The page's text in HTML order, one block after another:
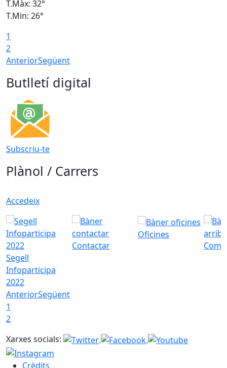
T.Màx: 32°
T.Min: 26°
1
2
AnteriorSegüent
Butlletí digital
Subscriu-te
Plànol / Carrers
Accedeix
Segell
Infoparticipa
2022
Contactar
Oficines
Com
AnteriorSegüent
1
2
Xarxes socials:
Crèdits